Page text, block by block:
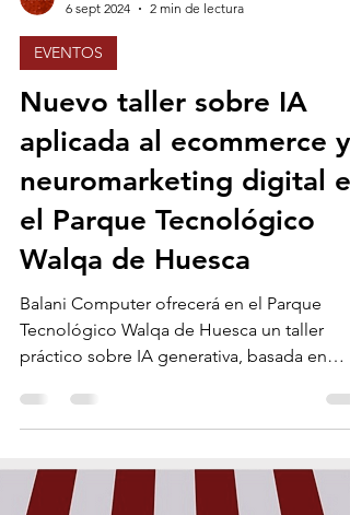
6 sept 2024
EVENTOS
Nuevo taller sobre IA
aplicada al ecommerce y
neuromarketing digital en
el Parque Tecnológico
Walqa de Huesca
Balani Computer ofrecerá en el Parque
Tecnológico Walqa de Huesca un taller
práctico sobre IA generativa, basada en